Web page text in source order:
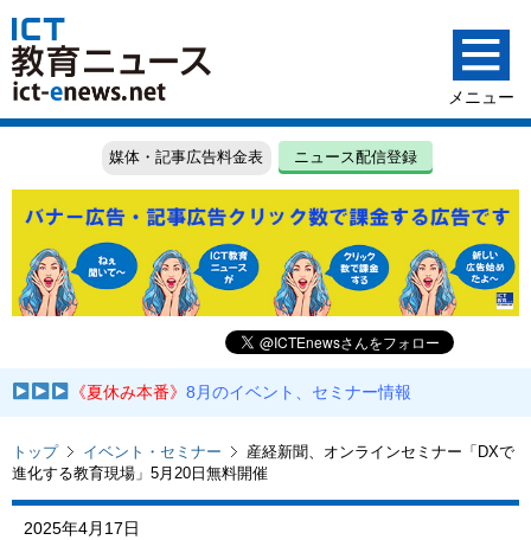
媒体・記事広告料金表 ニュース配信登録
《夏休み本番》8月のイベント、セミナー情報
トップ イベント・セミナー
産経新聞、オンラインセミナー「DXで
進化する教育現場」5月20日無料開催
2025年4月17日